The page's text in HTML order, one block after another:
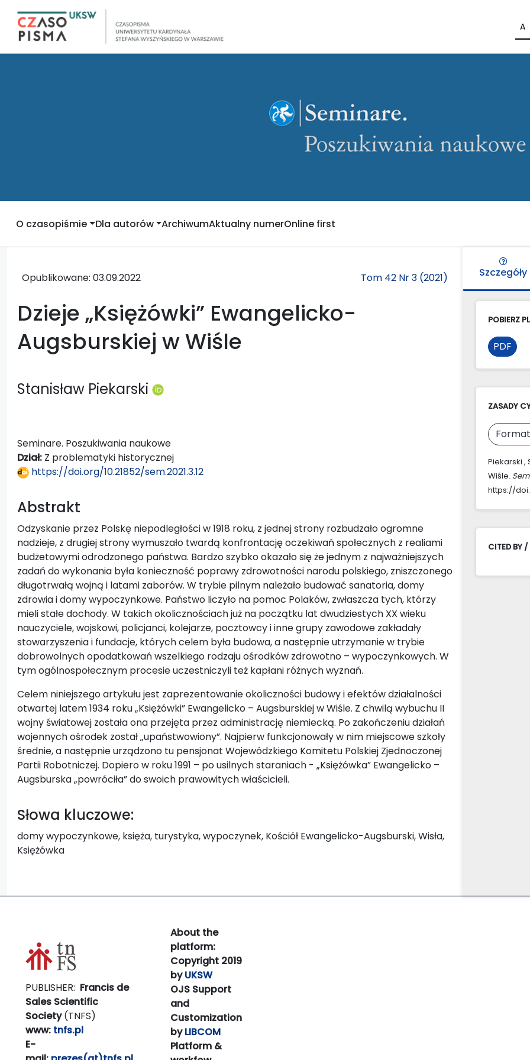
A
O czasopiśmie Dla autorów ArchiwumAktualny numerOnline first
Opublikowane: 03.09.2022 Tom 42 Nr 3 (2021)
Dzieje „Księżówki” Ewangelicko-
Augsburskiej w Wiśle
Stanisław Piekarski
Seminare. Poszukiwania naukowe
Dział: Z problematyki historycznej
https://doi.org/10.21852/sem.2021.3.12
Abstrakt
Odzyskanie przez Polskę niepodległości w 1918 roku, z jednej strony rozbudzało ogromne
nadzieje, z drugiej strony wymuszało twardą konfrontację oczekiwań społecznych z realiami
budżetowymi odrodzonego państwa. Bardzo szybko okazało się że jednym z najważniejszych
zadań do wykonania była konieczność poprawy zdrowotności narodu polskiego, zniszczonego
długotrwałą wojną i latami zaborów. W trybie pilnym należało budować sanatoria, domy
zdrowia i domy wypoczynkowe. Państwo liczyło na pomoc Polaków, zwłaszcza tych, którzy
mieli stałe dochody. W takich okolicznościach już na początku lat dwudziestych XX wieku
nauczyciele, wojskowi, policjanci, kolejarze, pocztowcy i inne grupy zawodowe zakładały
stowarzyszenia i fundacje, których celem była budowa, a następnie utrzymanie w trybie
dobrowolnych opodatkowań wszelkiego rodzaju ośrodków zdrowotno – wypoczynkowych. W
tym ogólnospołecznym procesie uczestniczyli też kapłani różnych wyznań.
Celem niniejszego artykułu jest zaprezentowanie okoliczności budowy i efektów działalności
otwartej latem 1934 roku „Księżówki” Ewangelicko – Augsburskiej w Wiśle. Z chwilą wybuchu II
wojny światowej została ona przejęta przez administrację niemiecką. Po zakończeniu działań
wojennych ośrodek został „upaństwowiony”. Najpierw funkcjonowały w nim miejscowe szkoły
średnie, a następnie urządzono tu pensjonat Wojewódzkiego Komitetu Polskiej Zjednoczonej
Partii Robotniczej. Dopiero w roku 1991 – po usilnych staraniach - „Księżówka” Ewangelicko –
Augsburska „powróciła” do swoich prawowitych właścicieli.
Słowa kluczowe:
domy wypoczynkowe, księża, turystyka, wypoczynek, Kościół Ewangelicko-Augsburski, Wisła,
Księżówka
Szczegóły
POBIERZ
PDF
ZASADY
Piekarski ,
Wiśle.
https://
CITED BY /
PUBLISHER: Francis de
Sales Scientific
Society(TNFS)
www: tnfs.pl
E-
About the
platform:
Copyright 2019
byUKSW
OJS Support
and
Customization
byLIBCOM
Platform &